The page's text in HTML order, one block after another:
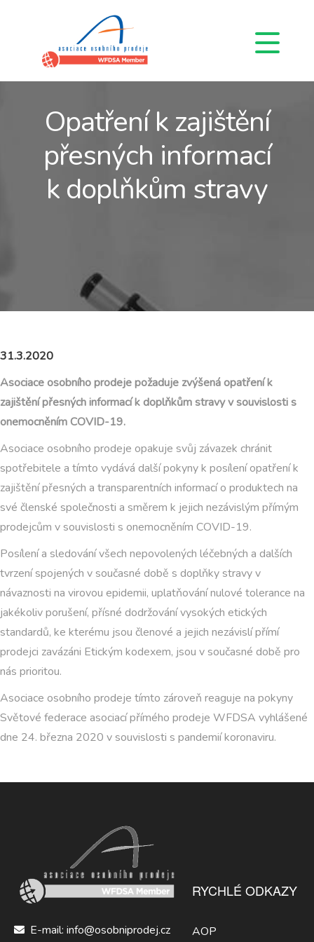
Opatření k zajištění
přesných informací
k doplňkům stravy
31.3.2020
Asociace osobního prodeje požaduje zvýšená opatření k
zajištění přesných informací k doplňkům stravy v souvislosti s
onemocněním COVID-19.
Asociace osobního prodeje opakuje svůj závazek chránit
spotřebitele a tímto vydává další pokyny k posílení opatření k
zajištění přesných a transparentních informací o produktech na
své členské společnosti a směrem k jejich nezávislým přímým
prodejcům v souvislosti s onemocněním COVID-19.
Posílení a sledování všech nepovolených léčebných a dalších
tvrzení spojených v současné době s doplňky stravy v
návaznosti na virovou epidemii, uplatňování nulové tolerance na
jakékoliv porušení, přísné dodržování vysokých etických
standardů, ke kterému jsou členové a jejich nezávislí přímí
prodejci zavázáni Etickým kodexem, jsou v současné době pro
nás prioritou.
Asociace osobního prodeje tímto zároveň reaguje na pokyny
Světové federace asociací přímého prodeje WFDSA vyhlášené
dne 24. března 2020 v souvislosti s pandemií koronaviru.
E-mail: info@osobniprodej.cz
RYCHLÉ ODKAZY
AOP